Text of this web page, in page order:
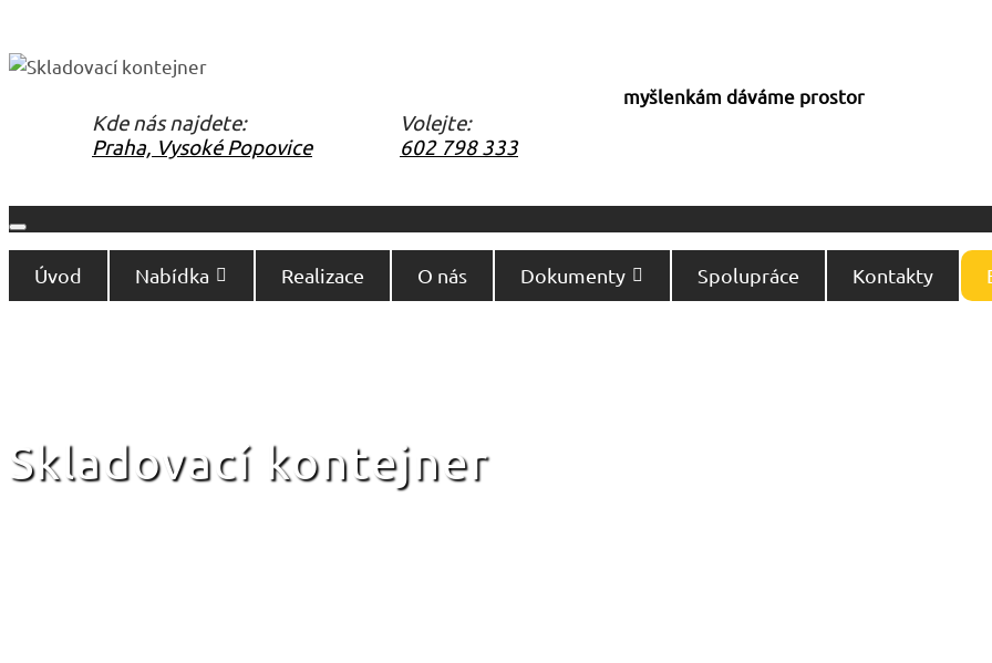
myšlenkám dáváme prostor
Kde nás najdete:
Praha, Vysoké Popovice
Volejte:
602 798 333
Úvod Nabídka Realizace O nás Dokumenty Spolupráce Kontakty
Skladovací kontejner